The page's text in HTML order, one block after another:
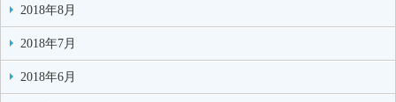
2018年8月
2018年7月
2018年6月